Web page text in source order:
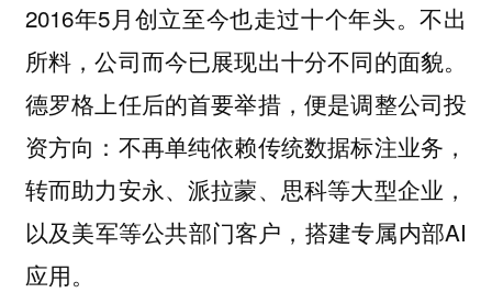
2016年5月创立至今也走过十个年头。不出
所料，公司而今已展现出十分不同的面貌。
德罗格上任后的首要举措，便是调整公司投
资方向：不再单纯依赖传统数据标注业务，
转而助力安永、派拉蒙、思科等大型企业，
以及美军等公共部门客户，搭建专属内部AI
应用。